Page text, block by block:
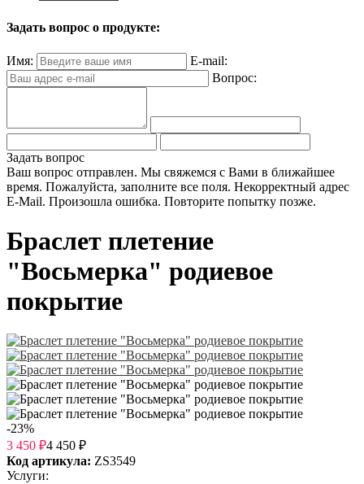
Задать вопрос о продукте:
Имя:
E-mail:
Вопрос:
Задать вопрос
Ваш вопрос отправлен. Мы свяжемся с Вами в ближайшее
время. Пожалуйста, заполните все поля. Некорректный адрес
E-Mail. Произошла ошибка. Повторите попытку позже.
Браслет плетение
"Восьмерка" родиевое
покрытие
-23%
3 450 ₽4 450 ₽
Код артикула: ZS3549
Услуги: